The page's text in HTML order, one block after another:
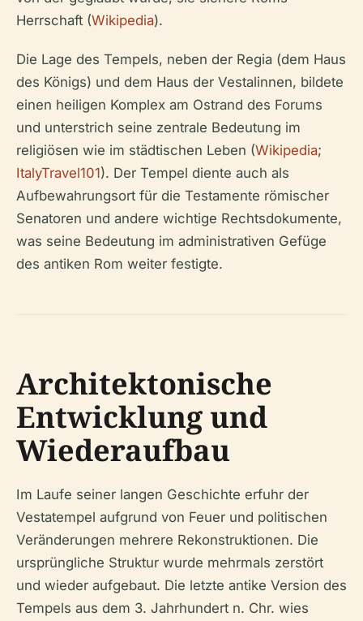
Herrschaft (Wikipedia).
Die Lage des Tempels, neben der Regia (dem Haus
des Königs) und dem Haus der Vestalinnen, bildete
einen heiligen Komplex am Ostrand des Forums
und unterstrich seine zentrale Bedeutung im
religiösen wie im städtischen Leben (Wikipedia;
ItalyTravel101). Der Tempel diente auch als
Aufbewahrungsort für die Testamente römischer
Senatoren und andere wichtige Rechtsdokumente,
was seine Bedeutung im administrativen Gefüge
des antiken Rom weiter festigte.
Architektonische
Entwicklung und
Wiederaufbau
Im Laufe seiner langen Geschichte erfuhr der
Vestatempel aufgrund von Feuer und politischen
Veränderungen mehrere Rekonstruktionen. Die
ursprüngliche Struktur wurde mehrmals zerstört
und wieder aufgebaut. Die letzte antike Version des
Tempels aus dem 3. Jahrhundert n. Chr. wies